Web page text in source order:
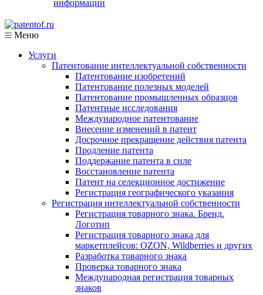
информации
Меню
Услуги
Патентование интеллектуальной собственности
Патентование изобретений
Патентование полезных моделей
Патентование промышленных образцов
Патентные исследования
Международное патентование
Внесение изменений в патент
Досрочное прекращение действия патента
Продление патента
Поддержание патента в силе
Восстановление патента
Патент на селекционное достижение
Регистрация географического указания
Регистрация интеллектуальной собственности
Регистрация товарного знака. Бренд.
Логотип
Регистрация товарного знака для
маркетплейсов: OZON, Wildberries и других
Разработка товарного знака
Проверка товарного знака
Международная регистрация товарных
знаков